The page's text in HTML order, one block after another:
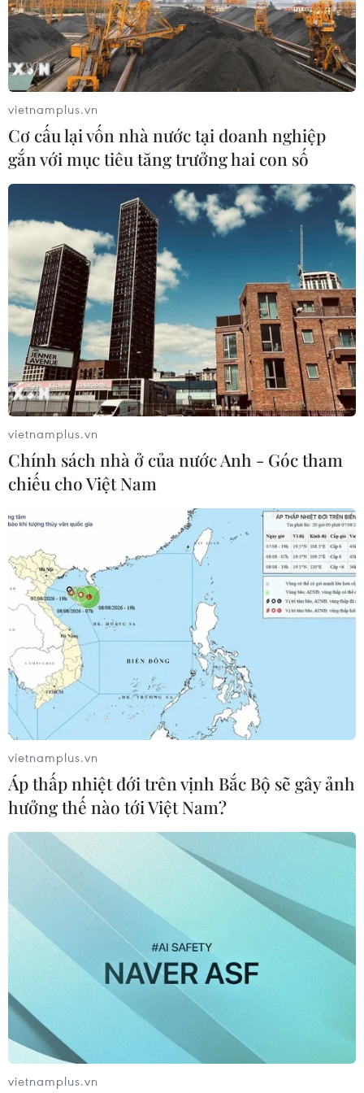
Ấn Độ ủng hộ nhân dân chịu thiệt hại do
lũ lụt miền Trung Việt Nam
15/01/2021 13:26
Đại sứ Pranay Verma hy vọng 3.000 bộ đồ dùng cá
nhân Chính phủ Ấn Độ hỗ trợ sẽ góp phần giúp nhân
dân miền Trung Việt Nam khắc phục khó khăn và nhanh
chóng ổn định cuộc sống.
Hỗ trợ người dân huyện Nam Trà My khắc
phục hậu quả bão lũ
16/01/2021 14:12
Tại 2 xã Trà Leng, Trà Vân, Vinacapital Foundation phối
hợp với 20 y, bác sỹ và tình nguyện viên của Bệnh viện
Hoàn Mỹ tổ chức khám, chữa bệnh và cấp phát thuốc
cho khoảng 3.000 người dân của 2 xã.
Quảng Nam: Đồng bào vùng sạt lở núi có
vietnamplus.vn
Cơ cấu lại vốn nhà nước tại doanh nghiệp
gắn với mục tiêu tăng trưởng hai con số
vietnamplus.vn
Chính sách nhà ở của nước Anh - Góc tham
chiếu cho Việt Nam
vietnamplus.vn
Áp thấp nhiệt đới trên vịnh Bắc Bộ sẽ gây ảnh
hưởng thế nào tới Việt Nam?
vietnamplus.vn